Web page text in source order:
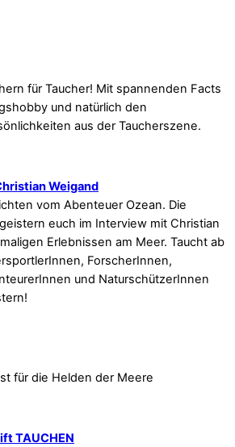
für Taucher! Mit spannenden Facts
und natürlich den
aus der Taucherszene.
Weigand
vom Abenteuer Ozean. Die
euch im Interview mit Christian
Erlebnissen am Meer. Taucht ab
ForscherInnen,
und NaturschützerInnen
für die Helden der Meere
TAUCHEN